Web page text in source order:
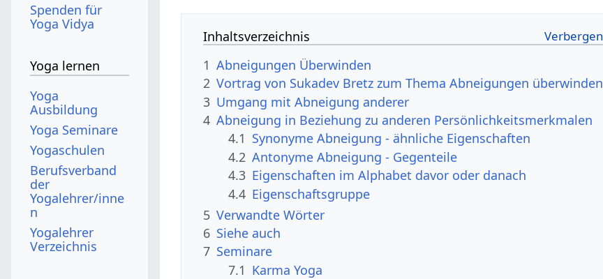
Inhaltsverzeichnis
1 Abneigungen Überwinden
2 Vortrag von Sukadev Bretz zum Thema Abneigungen überwinden
3 Umgang mit Abneigung anderer
4 Abneigung in Beziehung zu anderen Persönlichkeitsmerkmalen
4.1 Synonyme Abneigung - ähnliche Eigenschaften
4.2 Antonyme Abneigung - Gegenteile
4.3 Eigenschaften im Alphabet davor oder danach
4.4 Eigenschaftsgruppe
5 Verwandte Wörter
6 Siehe auch
7 Seminare
7.1 Karma Yoga
Spenden für
Yoga Vidya
Yoga lernen
Yoga
Ausbildung
Yoga Seminare
Yogaschulen
Berufsverband
der
Yogalehrer/inne
n
Yogalehrer
Verzeichnis